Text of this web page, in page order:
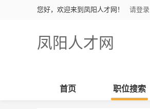
您好，欢迎来到凤阳人才网！ 请登录
凤阳人才网
首页 职位搜索